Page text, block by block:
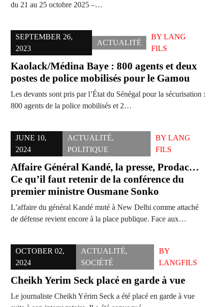
du 21 au 25 octobre 2025 –…
SEPTEMBER 26,
2023
ACTUALITÉ
BY LANG
FILS
Kaolack/Médina Baye : 800 agents et deux
postes de police mobilisés pour le Gamou
Les devants sont pris par l’État du Sénégal pour la sécurisation :
800 agents de la police mobilisés et 2…
JUNE 10,
2024
ACTUALITÉ,
POLITIQUE
BY LANG
FILS
Affaire Général Kandé, la presse, Prodac…
Ce qu’il faut retenir de la conférence du
premier ministre Ousmane Sonko
L’affaire du général Kandé muté à New Delhi comme attaché
de défense revient encore à la place publique. Face aux…
OCTOBER 02,
2024
ACTUALITÉ,
SOCIÉTÉ
BY
LANGFILS
Cheikh Yerim Seck placé en garde à vue
Le journaliste Cheikh Yérim Seck a été placé en garde à vue